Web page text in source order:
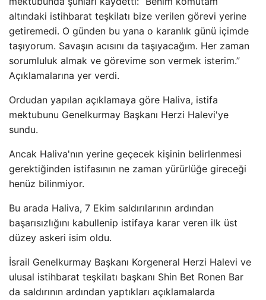
altındaki istihbarat teşkilatı bize verilen görevi yerine
getiremedi. O günden bu yana o karanlık günü içimde
taşıyorum. Savaşın acısını da taşıyacağım. Her zaman
sorumluluk almak ve görevime son vermek isterim.”
Açıklamalarına yer verdi.
Ordudan yapılan açıklamaya göre Haliva, istifa
mektubunu Genelkurmay Başkanı Herzi Halevi'ye
sundu.
Ancak Haliva'nın yerine geçecek kişinin belirlenmesi
gerektiğinden istifasının ne zaman yürürlüğe gireceği
henüz bilinmiyor.
Bu arada Haliva, 7 Ekim saldırılarının ardından
başarısızlığını kabullenip istifaya karar veren ilk üst
düzey askeri isim oldu.
İsrail Genelkurmay Başkanı Korgeneral Herzi Halevi ve
ulusal istihbarat teşkilatı başkanı Shin Bet Ronen Bar
da saldırının ardından yaptıkları açıklamalarda